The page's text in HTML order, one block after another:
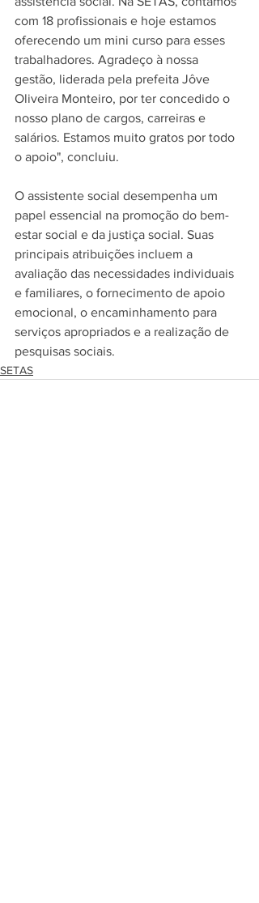
com 18 profissionais e hoje estamos
oferecendo um mini curso para esses
trabalhadores. Agradeço à nossa
gestão, liderada pela prefeita Jôve
Oliveira Monteiro, por ter concedido o
nosso plano de cargos, carreiras e
salários. Estamos muito gratos por todo
o apoio", concluiu.
O assistente social desempenha um
papel essencial na promoção do bem-
estar social e da justiça social. Suas
principais atribuições incluem a
avaliação das necessidades individuais
e familiares, o fornecimento de apoio
emocional, o encaminhamento para
serviços apropriados e a realização de
pesquisas sociais.
SETAS